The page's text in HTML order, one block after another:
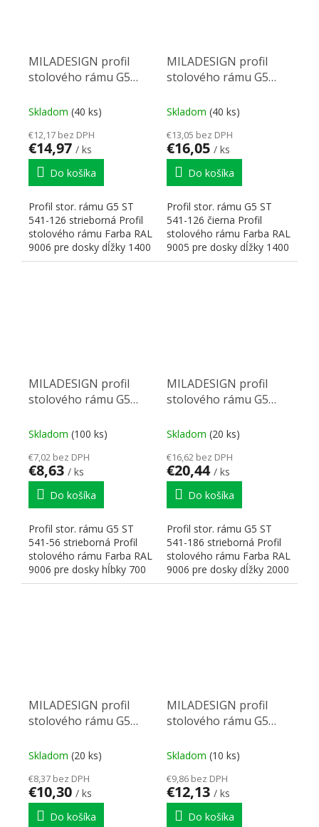
MILADESIGN profil
stolového rámu G5
Skladom (40 ks)
€12,17 bez DPH
€14,97 / ks
Do košíka
Profil stor. rámu G5 ST
541-126 strieborná Profil
stolového rámu Farba RAL
9006 pre dosky dĺžky 1400
mm Rozmery:...
MILADESIGN profil
stolového rámu G5
Skladom (40 ks)
€13,05 bez DPH
€16,05 / ks
Do košíka
Profil stor. rámu G5 ST
541-126 čierna Profil
stolového rámu Farba RAL
9005 pre dosky dĺžky 1400
mm Rozmery:...
MILADESIGN profil
stolového rámu G5
Skladom (100 ks)
€7,02 bez DPH
€8,63 / ks
Do košíka
Profil stor. rámu G5 ST
541-56 strieborná Profil
stolového rámu Farba RAL
9006 pre dosky hĺbky 700
mm Rozmery:...
MILADESIGN profil
stolového rámu G5
Skladom (20 ks)
€16,62 bez DPH
€20,44 / ks
Do košíka
Profil stor. rámu G5 ST
541-186 strieborná Profil
stolového rámu Farba RAL
9006 pre dosky dĺžky 2000
mm Rozmery:...
MILADESIGN profil
stolového rámu G5
Skladom (20 ks)
€8,37 bez DPH
€10,30 / ks
Do košíka
MILADESIGN profil
stolového rámu G5
Skladom (10 ks)
€9,86 bez DPH
€12,13 / ks
Do košíka